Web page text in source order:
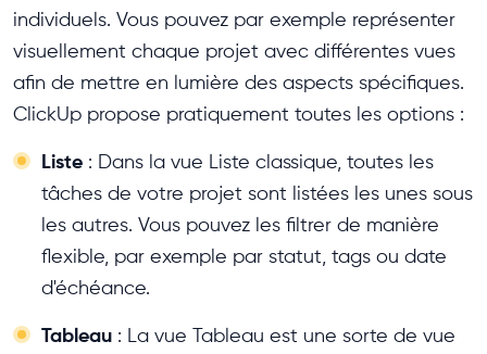
individuels. Vous pouvez par exemple représenter
visuellement chaque projet avec différentes vues
afin de mettre en lumière des aspects spécifiques.
ClickUp propose pratiquement toutes les options :
Liste : Dans la vue Liste classique, toutes les
tâches de votre projet sont listées les unes sous
les autres. Vous pouvez les filtrer de manière
flexible, par exemple par statut, tags ou date
d'échéance.
Tableau : La vue Tableau est une sorte de vue